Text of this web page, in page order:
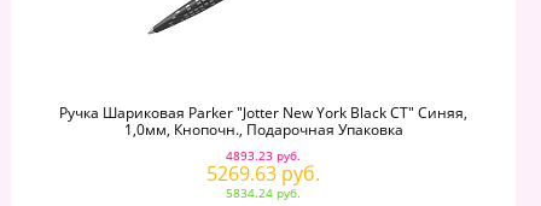
Ручка Шариковая Parker "Jotter New York Black CT" Синяя,
1,0мм, Кнопочн., Подарочная Упаковка
4893.23 руб.
5269.63 руб.
5834.24 руб.